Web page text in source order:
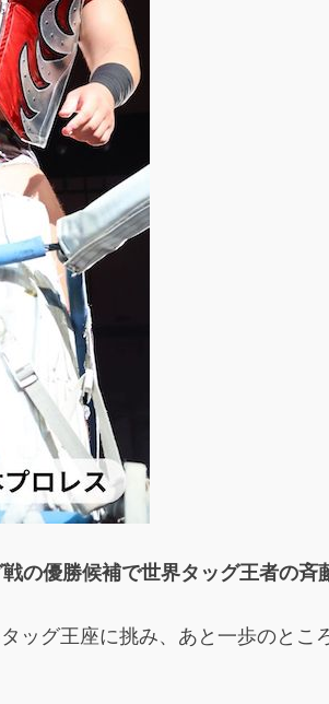
優勝候補で世界タッグ王者の斉
ッグ王座に挑み、あと一歩のと